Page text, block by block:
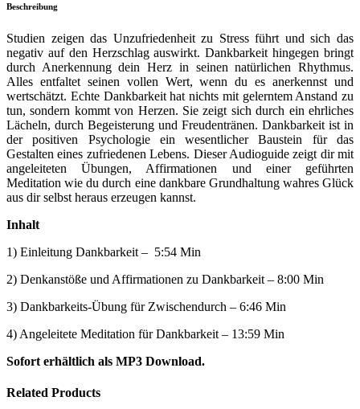
Beschreibung
Studien zeigen das Unzufriedenheit zu Stress führt und sich das
negativ auf den Herzschlag auswirkt. Dankbarkeit hingegen bringt
durch Anerkennung dein Herz in seinen natürlichen Rhythmus.
Alles entfaltet seinen vollen Wert, wenn du es anerkennst und
wertschätzt. Echte Dankbarkeit hat nichts mit gelerntem Anstand zu
tun, sondern kommt von Herzen. Sie zeigt sich durch ein ehrliches
Lächeln, durch Begeisterung und Freudentränen. Dankbarkeit ist in
der positiven Psychologie ein wesentlicher Baustein für das
Gestalten eines zufriedenen Lebens. Dieser Audioguide zeigt dir mit
angeleiteten Übungen, Affirmationen und einer geführten
Meditation wie du durch eine dankbare Grundhaltung wahres Glück
aus dir selbst heraus erzeugen kannst.
Inhalt
1) Einleitung Dankbarkeit – 5:54 Min
2) Denkanstöße und Affirmationen zu Dankbarkeit – 8:00 Min
3) Dankbarkeits-Übung für Zwischendurch – 6:46 Min
4) Angeleitete Meditation für Dankbarkeit – 13:59 Min
Sofort erhältlich als MP3 Download.
Related Products